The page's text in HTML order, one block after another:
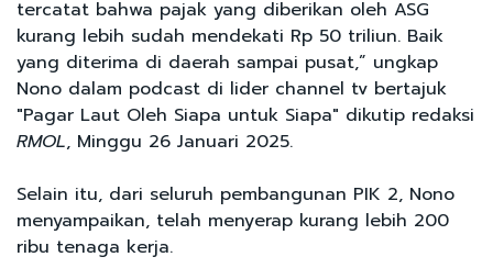
tercatat bahwa pajak yang diberikan oleh ASG
kurang lebih sudah mendekati Rp 50 triliun. Baik
yang diterima di daerah sampai pusat,” ungkap
Nono dalam podcast di lider channel tv bertajuk
"Pagar Laut Oleh Siapa untuk Siapa" dikutip redaksi
RMOL, Minggu 26 Januari 2025.
Selain itu, dari seluruh pembangunan PIK 2, Nono
menyampaikan, telah menyerap kurang lebih 200
ribu tenaga kerja.